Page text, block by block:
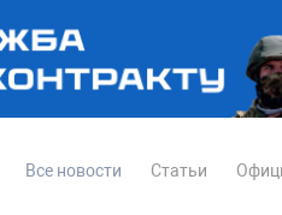
Все новости Статьи